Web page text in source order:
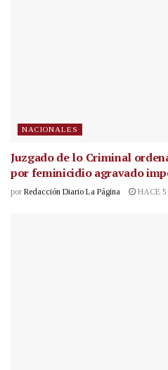
NACIONALES
Juzgado de lo Criminal
por feminicidio agravado
por Redacción Diario La Página HACE 5